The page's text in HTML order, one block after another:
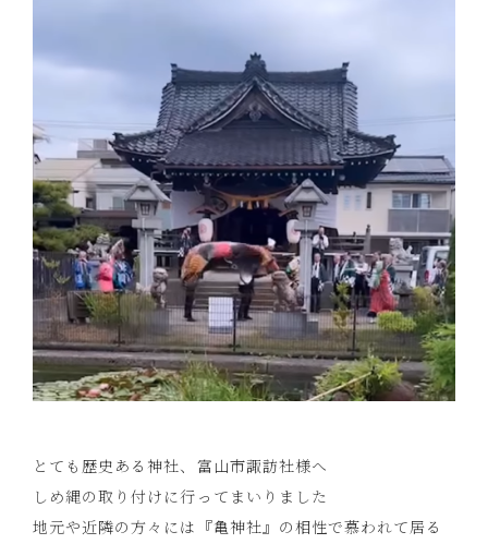
とても歴史ある神社、富山市諏訪社様へ
しめ縄の取り付けに行ってまいりました
地元や近隣の方々には『亀神社』の相性で慕われて居る